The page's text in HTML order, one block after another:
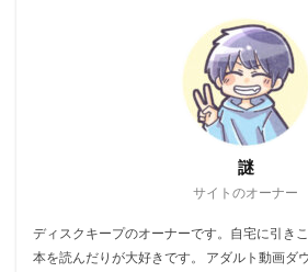
謎
サイトのオーナー
ディスクキープのオーナーです。自宅に引き
本を読んだりが大好きです。 アダルト動画ダ